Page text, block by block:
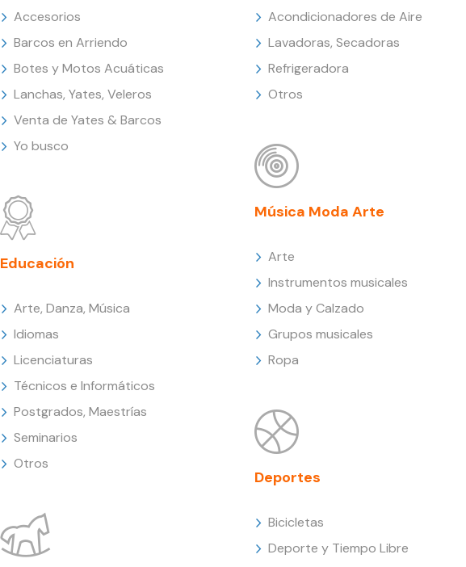
Accesorios
Barcos en Arriendo
Botes y Motos Acuáticas
Lanchas, Yates, Veleros
Venta de Yates & Barcos
Yo busco
Educación
Arte, Danza, Música
Idiomas
Licenciaturas
Técnicos e Informáticos
Postgrados, Maestrías
Seminarios
Otros
Acondicionadores de Aire
Lavadoras, Secadoras
Refrigeradora
Otros
Música Moda Arte
Arte
Instrumentos musicales
Moda y Calzado
Grupos musicales
Ropa
Deportes
Bicicletas
Deporte y Tiempo Libre